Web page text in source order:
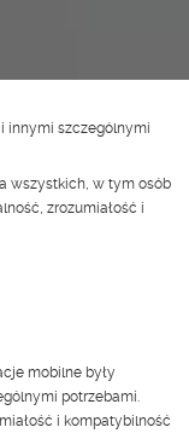
innymi szczególnymi
wszystkich, w tym osób
zrozumiałość i
mobilne były
potrzebami.
i kompatybilność